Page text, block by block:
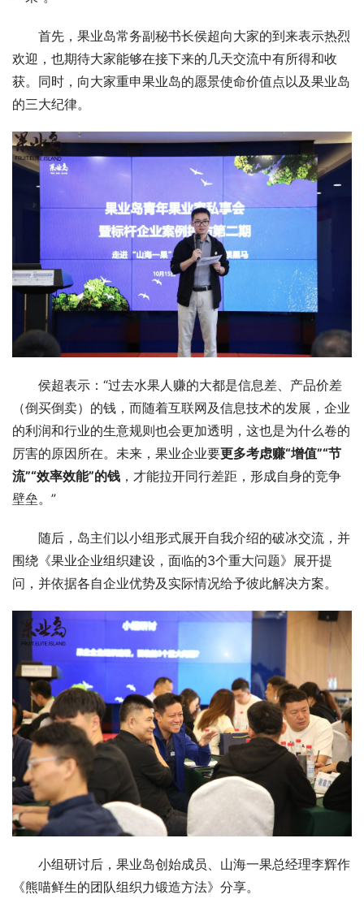
首先，果业岛常务副秘书长侯超向大家的到来表示热烈
欢迎，也期待大家能够在接下来的几天交流中有所得和收
获。同时，向大家重申果业岛的愿景使命价值点以及果业岛
的三大纪律。
侯超表示：“过去水果人赚的大都是信息差、产品价差
（倒买倒卖）的钱，而随着互联网及信息技术的发展，企业
的利润和行业的生意规则也会更加透明，这也是为什么卷的
厉害的原因所在。未来，果业企业要更多考虑赚“增值”“节
流”“效率效能”的钱 ，才能拉开同行差距，形成自身的竞争
壁垒。”
随后，岛主们以小组形式展开自我介绍的破冰交流，并
围绕《果业企业组织建设，面临的3个重大问题》展开提
问，并依据各自企业优势及实际情况给予彼此解决方案。
小组研讨后，果业岛创始成员、山海一果总经理李辉作
《熊喵鲜生的团队组织力锻造方法》分享。